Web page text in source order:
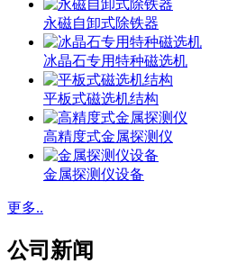
永磁自卸式除铁器
冰晶石专用特种磁选机
平板式磁选机结构
高精度式金属探测仪
金属探测仪设备
更多..
公司新闻